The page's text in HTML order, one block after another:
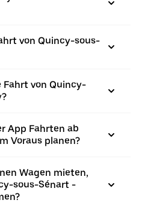
von Quincy-sous-
Fahrt von Quincy-
App Fahrten ab
Voraus planen?
Wagen mieten,
sous-Sénart -